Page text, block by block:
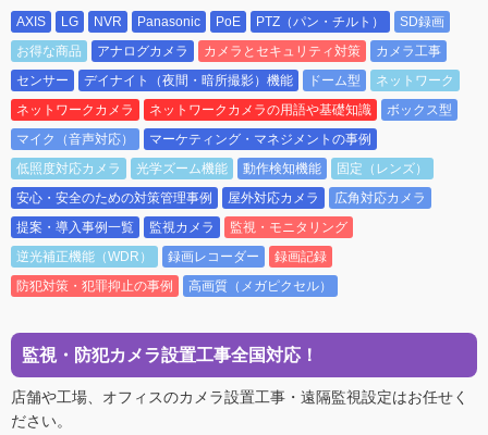
AXIS LG NVR Panasonic PoE PTZ（パン・チルト）
SD録画
お得な商品
アナログカメラ カメラとセキュリティ対策
カメラ工事
センサー
デイナイト（夜間・暗所撮影）機能 ドーム型
ネットワーク
ネットワークカメラ
ネットワークカメラの用語や基礎知識
ボックス型
マイク（音声対応）
マーケティング・マネジメントの事例
低照度対応カメラ
光学ズーム機能 動作検知機能
固定（レンズ）
安心・安全のための対策管理事例
屋外対応カメラ
広角対応カメラ
提案・導入事例一覧
監視カメラ
監視・モニタリング
逆光補正機能（WDR）
録画レコーダー
録画記録
防犯対策・犯罪抑止の事例
高画質（メガピクセル）
監視・防犯カメラ設置工事全国対応！
店舗や工場、オフィスのカメラ設置工事・遠隔監視設定はお任せく
ださい。